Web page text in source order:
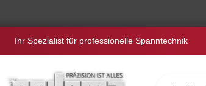
Ihr Spezialist für professionelle Spanntechnik